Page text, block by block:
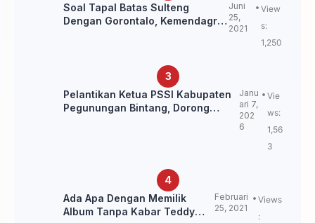
Soal Tapal Batas Sulteng
Dengan Gorontalo, Kemendagri:
Juni
25,
2021
View
s:
1,250
Pelantikan Ketua PSSI Kabupaten
Pegunungan Bintang, Dorong
Janu
ari 7,
202
6
Vie
ws:
1,56
3
Ada Apa Dengan Memilik
Album Tanpa Kabar Teddy
Februari
25, 2021
Views
: